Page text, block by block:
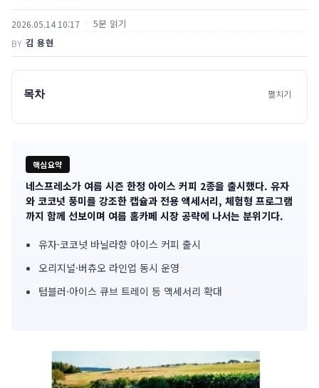
2026.05.14 10:17 5분 읽기
BY 김 용현
목차 펼치기
핵심요약
기
사
핵
심
네스프레소가 여름 시즌 한정 아이스 커피 2종을 출시했다. 유자
와 코코넛 풍미를 강조한 캡슐과 전용 액세서리, 체험형 프로그램
까지 함께 선보이며 여름 홈카페 시장 공략에 나서는 분위기다.
유자·코코넛 바닐라향 아이스 커피 출시
오리지널·버츄오 라인업 동시 운영
텀블러·아이스 큐브 트레이 등 액세서리 확대